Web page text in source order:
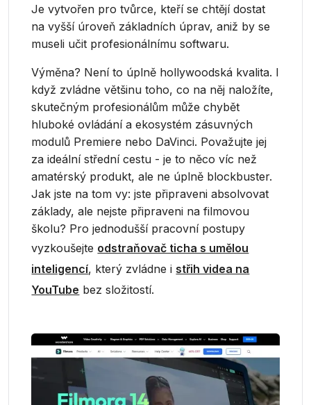
Je vytvořen pro tvůrce, kteří se chtějí dostat
na vyšší úroveň základních úprav, aniž by se
museli učit profesionálnímu softwaru.
Výměna? Není to úplně hollywoodská kvalita. I
když zvládne většinu toho, co na něj naložíte,
skutečným profesionálům může chybět
hluboké ovládání a ekosystém zásuvných
modulů Premiere nebo DaVinci. Považujte jej
za ideální střední cestu - je to něco víc než
amatérský produkt, ale ne úplně blockbuster.
Jak jste na tom vy: jste připraveni absolvovat
základy, ale nejste připraveni na filmovou
školu? Pro jednodušší pracovní postupy
vyzkoušejte odstraňovač ticha s umělou
inteligencí, který zvládne i střih videa na
YouTube bez složitostí.